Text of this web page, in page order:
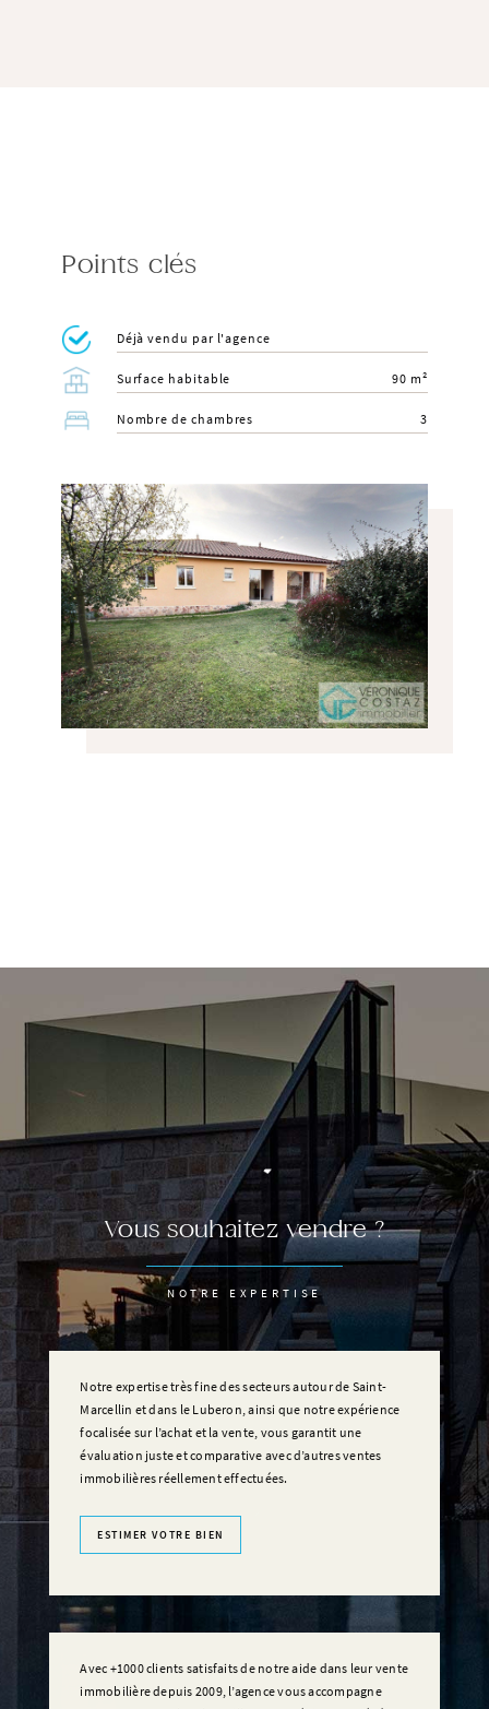
Points clés
Déjà vendu par l'agence
Surface habitable 90 m²
Nombre de chambres 3
Vous souhaitez vendre ?
NOTRE EXPERTISE
Notre expertise très fine des secteurs autour de Saint-
Marcellin et dans le Luberon, ainsi que notre expérience
focalisée sur l’achat et la vente, vous garantit une
évaluation juste et comparative avec d’autres ventes
immobilières réellement effectuées.
ESTIMER VOTRE BIEN
Avec +1000 clients satisfaits de notre aide dans leur vente
immobilière depuis 2009, l’agence vous accompagne